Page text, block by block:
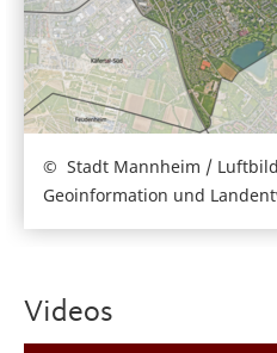
Stadt Mannheim /
Geoinformation und
Videos